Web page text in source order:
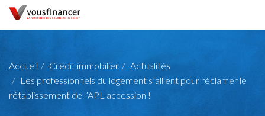
Accueil Crédit immobilier
Actualités
Les professionnels du logement s’allient pour réclamer le
rétablissement de l’APL accession !